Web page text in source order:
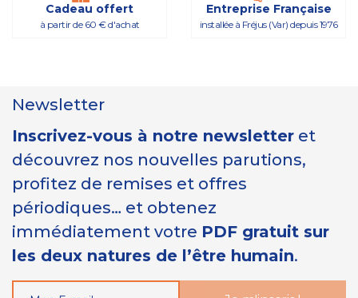
Cadeau offert
à partir de 60 € d'achat
Entreprise Française
installée à Fréjus (Var) depuis 1976
Newsletter
Inscrivez-vous à notre newsletter et
découvrez nos nouvelles parutions,
profitez de remises et offres
périodiques… et obtenez
immédiatement votre PDF gratuit sur
les deux natures de l’être humain.